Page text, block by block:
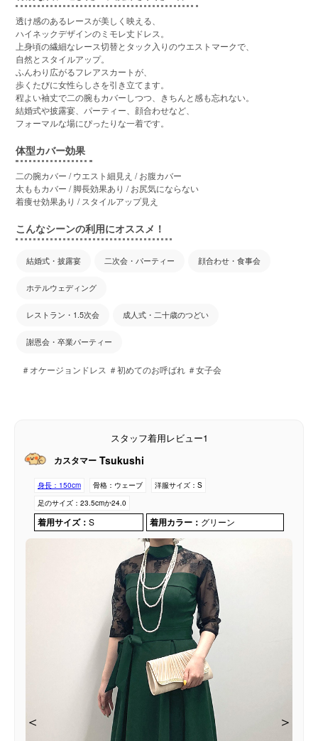
透け感のあるレースが美しく映える、
ハイネックデザインのミモレ丈ドレス。
上身頃の繊細なレース切替とタック入りのウエストマークで、
自然とスタイルアップ。
ふんわり広がるフレアスカートが、
歩くたびに女性らしさを引き立てます。
程よい袖丈で二の腕もカバーしつつ、きちんと感も忘れない。
結婚式や披露宴、パーティー、顔合わせなど、
フォーマルな場にぴったりな一着です。
体型カバー効果
二の腕カバー / ウエスト細見え / お腹カバー
太ももカバー / 脚長効果あり / お尻気にならない
着痩せ効果あり / スタイルアップ見え
こんなシーンの利用にオススメ！
結婚式・披露宴 二次会・パーティー 顔合わせ・食事会
ホテルウェディング
レストラン・1.5次会 成人式・二十歳のつどい
謝恩会・卒業パーティー
＃オケージョンドレス ＃初めてのお呼ばれ ＃女子会
スタッフ着用レビュー1
カスタマー Tsukushi
身長： 150cm 骨格： ウェーブ 洋服サイズ： S
足のサイズ： 23.5cmか24.0
着用サイズ： S 着用カラー： グリーン
＜ ＞
＜ ＞
＜ ＞
＜ ＞